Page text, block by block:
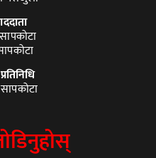
सापकोटा